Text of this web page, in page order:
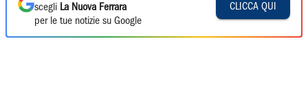
scegli La Nuova Ferrara
per le tue notizie su Google
CLICCA QUI